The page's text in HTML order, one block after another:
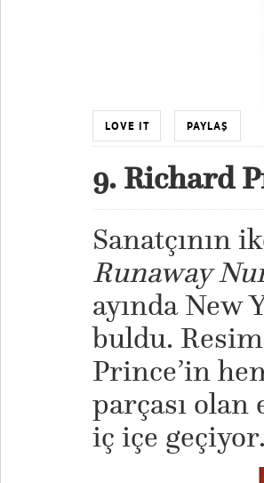
LOVE IT PAYLAŞ
9. Richard
Sanatçının
Runaway
ayında New
buldu.
Prince’in
parçası
iç içe geçiyor.